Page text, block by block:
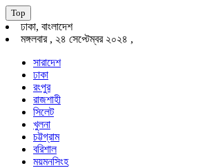
Top
ঢাকা, বাংলাদেশ
মঙ্গলবার , ২৪ সেপ্টেম্বর ২০২৪ ,
সারাদেশ
ঢাকা
রংপুর
রাজশাহী
সিলেট
খুলনা
চট্টগ্রাম
বরিশাল
ময়মনসিংহ